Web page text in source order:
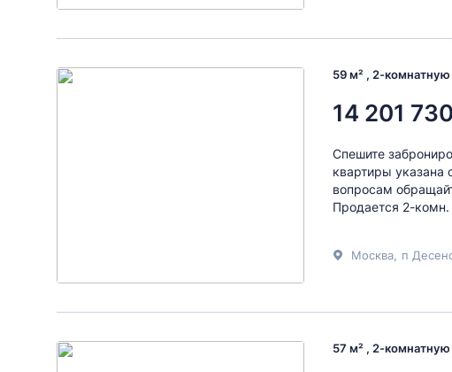
59 м² , 2-комнатную
14 201
Спешите
квартиры указана
вопросам
Продается 2-
Москва п
57 м² , 2-комнатную